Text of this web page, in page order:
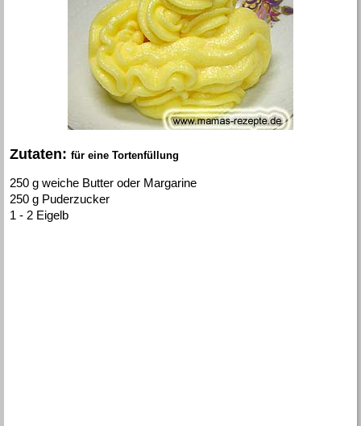
Zutaten: für eine Tortenfüllung
250 g weiche Butter oder Margarine
250 g Puderzucker
1 - 2 Eigelb